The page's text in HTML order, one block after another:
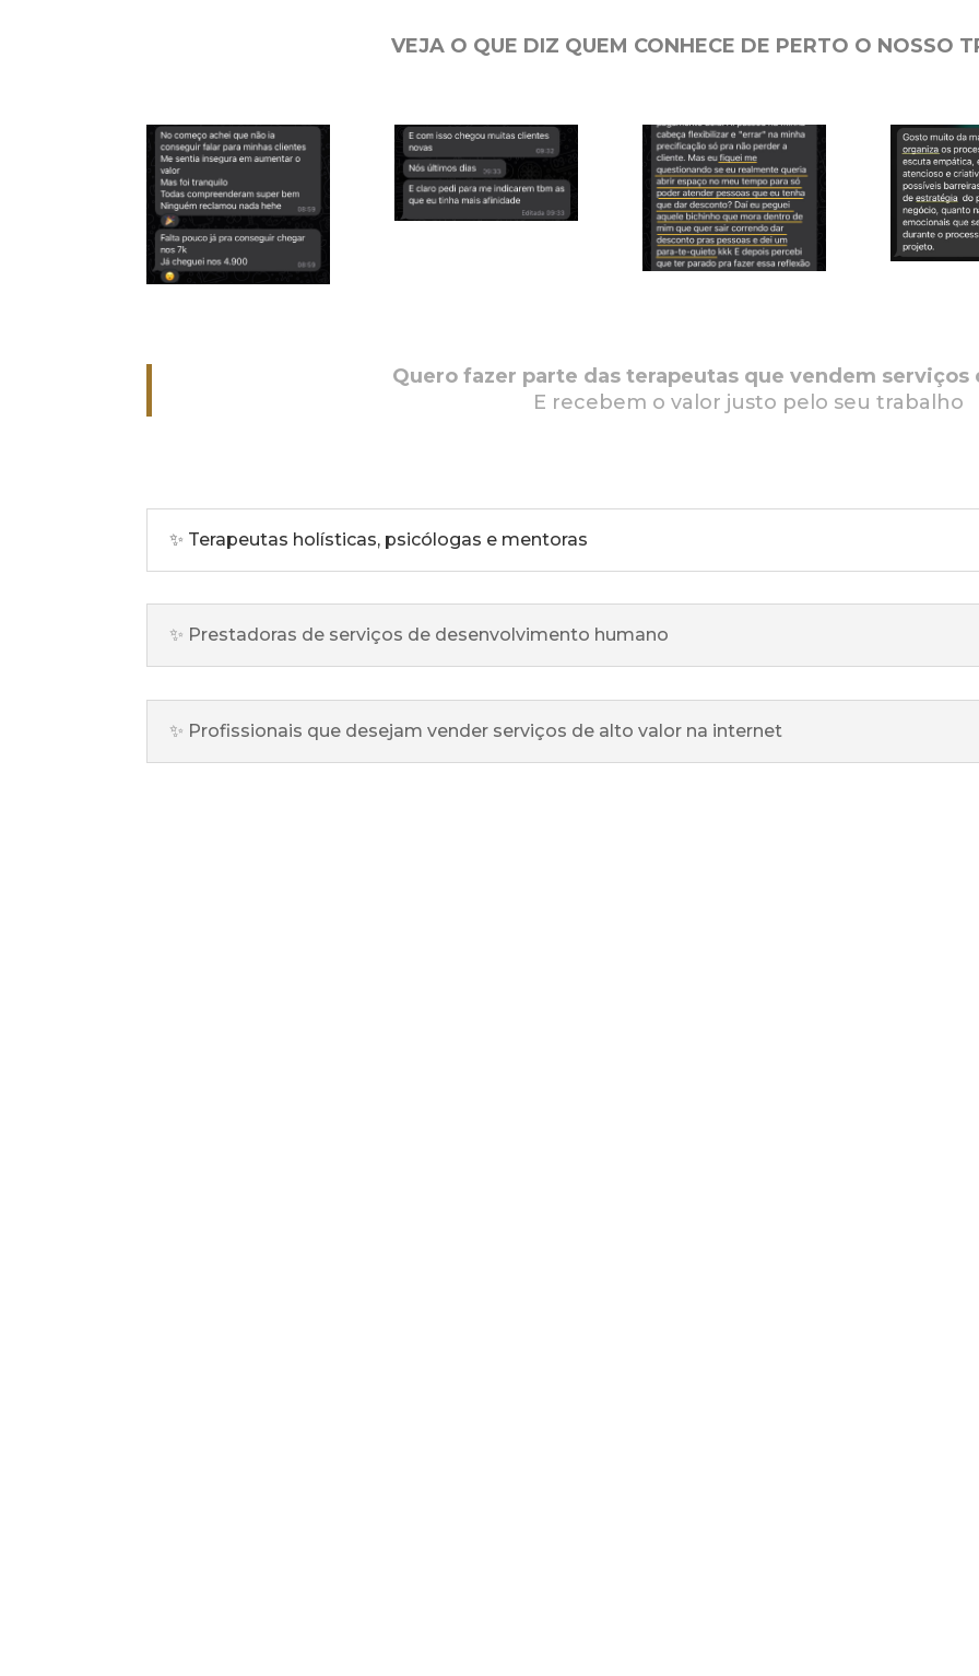
VEJA O QUE DIZ QUEM CONHECE DE PERTO O NOSSO
Quero fazer parte das terapeutas que vendem serviços
E recebem o valor justo pelo seu trabalho
✨ Terapeutas holísticas, psicólogas e mentoras
✨ Prestadoras de serviços de desenvolvimento humano
✨ Profissionais que desejam vender serviços de alto valor na internet